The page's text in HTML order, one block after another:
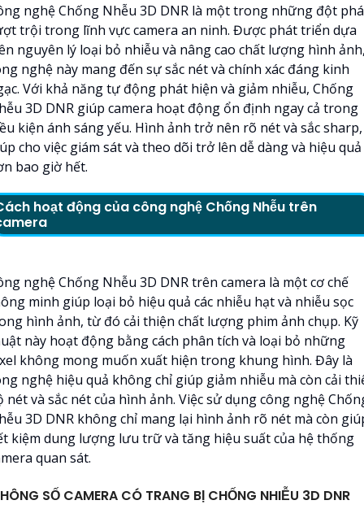
nghệ Chống Nhễu 3D DNR là một trong những đột phá
trội trong lĩnh vực camera an ninh. Được phát triển dựa
nguyên lý loại bỏ nhiễu và nâng cao chất lượng hình
nghệ này mang đến sự sắc nét và chính xác đáng kinh
Với khả năng tự động phát hiện và giảm nhiễu, Chống
3D DNR giúp camera hoạt động ổn định ngay cả trong
kiện ánh sáng yếu. Hình ảnh trở nên rõ nét và sắc sharp,
cho việc giám sát và theo dõi trở lên dễ dàng và hiệu quả
bao giờ hết.
hoạt động của công nghệ Chống Nhễu trên
nghệ Chống Nhễu 3D DNR trên camera là một cơ chế
minh giúp loại bỏ hiệu quả các nhiễu hạt và nhiễu sọc
hình ảnh, từ đó cải thiện chất lượng phim ảnh chụp. Kỹ
này hoạt động bằng cách phân tích và loại bỏ những
không mong muốn xuất hiện trong khung hình. Đây là
nghệ hiệu quả không chỉ giúp giảm nhiễu mà còn cải
nét và sắc nét của hình ảnh. Việc sử dụng công nghệ
3D DNR không chỉ mang lại hình ảnh rõ nét mà còn
kiệm dung lượng lưu trữ và tăng hiệu suất của hệ thống
quan sát.
SỐ CAMERA CÓ TRANG BỊ CHỐNG NHIỄU 3D DNR